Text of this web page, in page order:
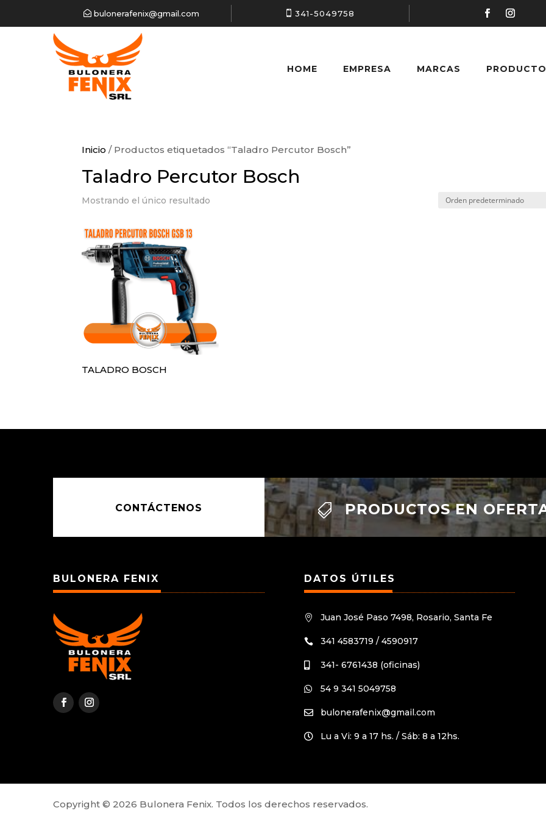
bulonerafenix@gmail.com 341-5049758
HOME EMPRESA MARCAS
Inicio / Productos etiquetados “Taladro Percutor Bosch”
Taladro Percutor Bosch
Mostrando el único resultado
TALADRO BOSCH
CONTÁCTENOS  PRODUCTOS EN
BULONERA FENIX DATOS ÚTILES
 Juan José Paso 7498, Rosario, Santa Fe
 341 4583719 / 4590917
 341- 6761438 (oficinas)
 54 9 341 5049758
 bulonerafenix@gmail.com
 Lu a Vi: 9 a 17 hs. / Sáb: 8 a 12hs.
Copyright © 2026 Bulonera Fenix. Todos los derechos reservados.